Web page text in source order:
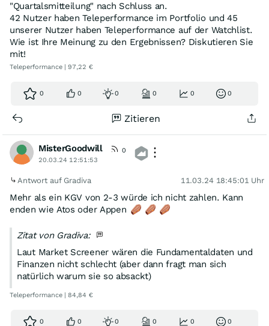
"Quartalsmitteilung" nach Schluss an.
42 Nutzer haben Teleperformance im Portfolio und 45
unserer Nutzer haben Teleperformance auf der Watchlist.
Wie ist Ihre Meinung zu den Ergebnissen? Diskutieren Sie
mit!
Teleperformance | 97,22 €
0 0 0 0 0 0
Zitieren
MisterGoodwill
0
20.03.24 12:51:53
Antwort auf Gradiva 11.03.24 18:45:01 Uhr
Mehr als ein KGV von 2-3 würde ich nicht zahlen. Kann
enden wie Atos oder Appen
Zitat von Gradiva:
Laut Market Screener wären die Fundamentaldaten und
Finanzen nicht schlecht (aber dann fragt man sich
natürlich warum sie so absackt)
Teleperformance | 84,84 €
0 0 0 0 0 0